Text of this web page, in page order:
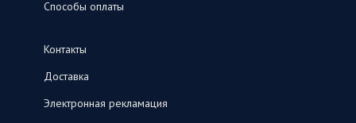
Способы оплаты
Контакты
Доставка
Электронная рекламация